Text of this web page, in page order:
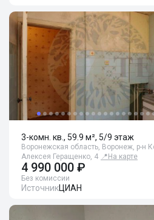
3-комн. кв., 59.9 м², 5/9 этаж
Воронежская область, Воронеж, р-н
Алексея Геращенко, 4 📍 На карте
4 990 000 ₽
Без комиссии
ИсточникЦИАН